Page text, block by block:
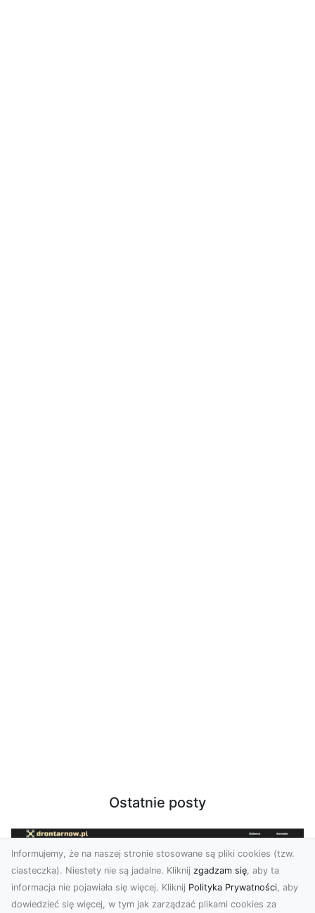
Ostatnie posty
Informujemy, że na naszej stronie stosowane są pliki cookies (tzw.
ciasteczka). Niestety nie są jadalne. Kliknij zgadzam się, aby ta
informacja nie pojawiała się więcej. Kliknij Polityka Prywatności, aby
dowiedzieć się więcej, w tym jak zarządzać plikami cookies za